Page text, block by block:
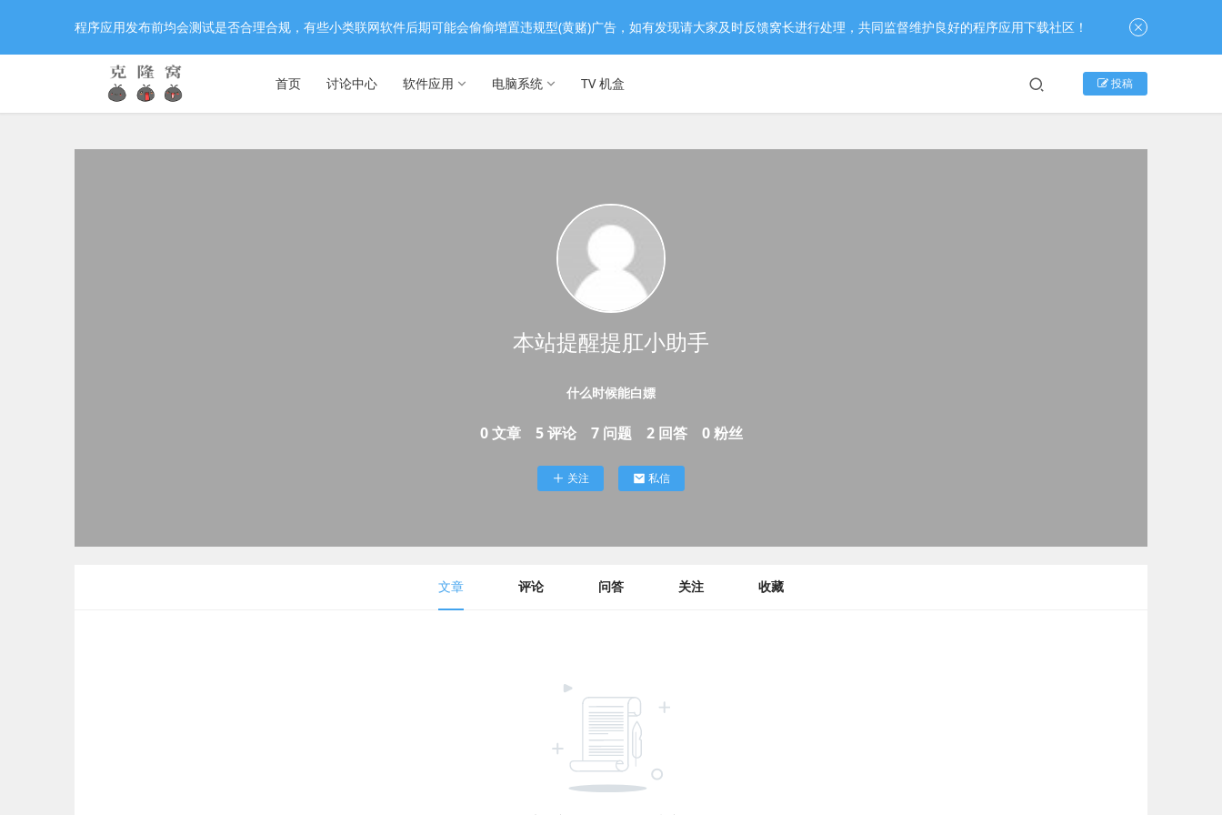
首页 讨论中心 软件应用 电脑系统 TV 机盒 投稿
本站提醒提肛小助手
什么时候能白嫖
0 文章 5 评论 7 问题 2 回答 0 粉丝
关注 私信
文章 评论 问答 关注 收藏
程序应用发布前均会测试是否合理合规，有些小类联网软件后期可能会偷偷增置违规型(黄赌)广告，如有发现请大家及时反馈窝长进行处理，共同监督维护良好的程序应用下载社区！